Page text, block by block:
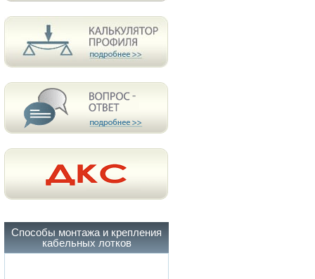
Способы монтажа и крепления
кабельных лотков